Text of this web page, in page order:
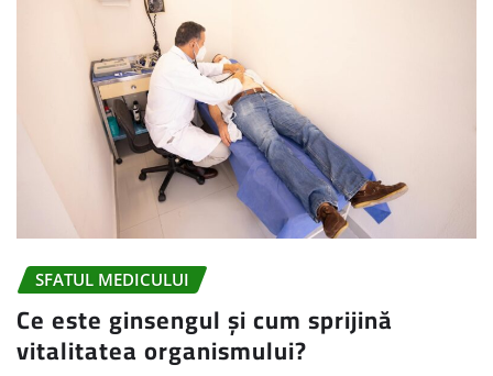
SFATUL MEDICULUI
Ce este ginsengul și cum sprijină
vitalitatea organismului?